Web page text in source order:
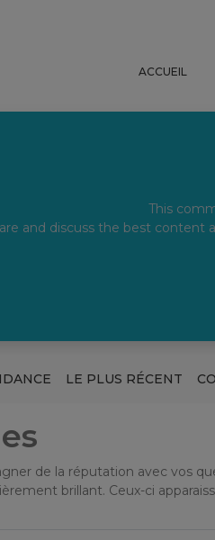
ACCUEIL
This
and discuss the best content
LE PLUS RÉCENT
de la réputation avec vos
brillant. Ceux-ci